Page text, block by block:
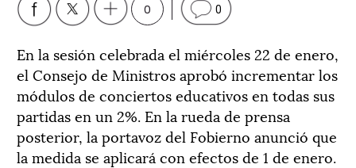
0 0
En la sesión celebrada el miércoles 22 de enero,
el Consejo de Ministros aprobó incrementar los
módulos de conciertos educativos en todas sus
partidas en un 2%. En la rueda de prensa
posterior, la portavoz del Fobierno anunció que
la medida se aplicará con efectos de 1 de enero.